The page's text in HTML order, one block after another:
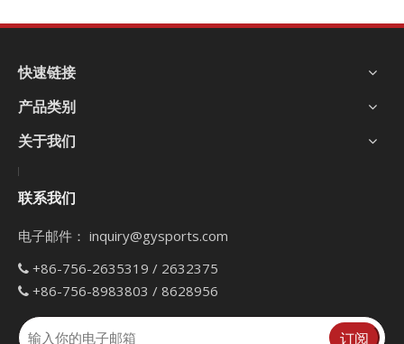
快速链接
产品类别
关于我们
联系我们
电子邮件： inquiry@gysports.com
 +86-756-2635319 / 2632375
 +86-756-8983803 / 8628956
订阅